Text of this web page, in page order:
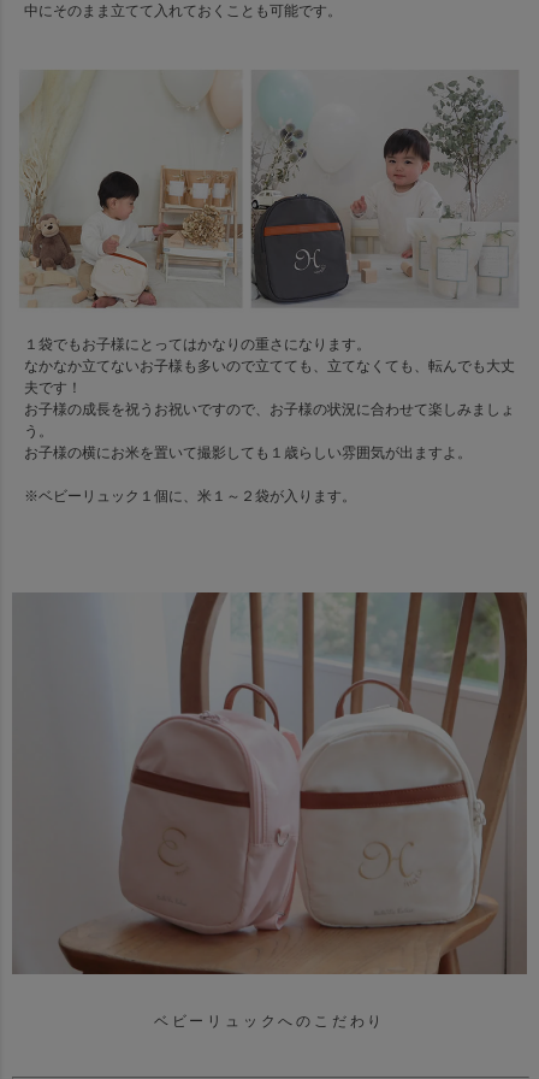
中にそのまま立てて入れておくことも可能です。
１袋でもお子様にとってはかなりの重さになります。
なかなか立てないお子様も多いので立てても、立てなくても、転んでも大丈
夫です！
お子様の成長を祝うお祝いですので、お子様の状況に合わせて楽しみましょ
う。
お子様の横にお米を置いて撮影しても１歳らしい雰囲気が出ますよ。
※ベビーリュック１個に、米１～２袋が入ります。
ベビーリュックへのこだわり